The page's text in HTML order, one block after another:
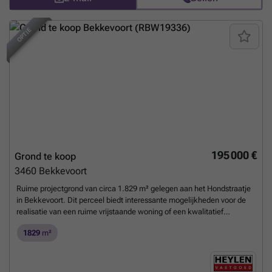
OPTIE
195 000 €
Grond te koop
3460 Bekkevoort
Ruime projectgrond van circa 1.829 m² gelegen aan het Hondstraatje
in Bekkevoort. Dit perceel biedt interessante mogelijkheden voor de
realisatie van een ruime vrijstaande woning of een kwalitatief
voorschriften. De ligging combineert rust, open ruimte en een goede
vormt het perceel een aantrekkelijke opportuniteit voor zowel
particuliere bouwers als ontwikkelaars. Het terrein beschikt over een
1829 m²